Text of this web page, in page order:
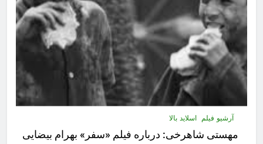
آرشیو فیلم اسلاید بالا
مهستى شاهرخى:‌ درباره فيلم «سفر» بهرام بیضایی